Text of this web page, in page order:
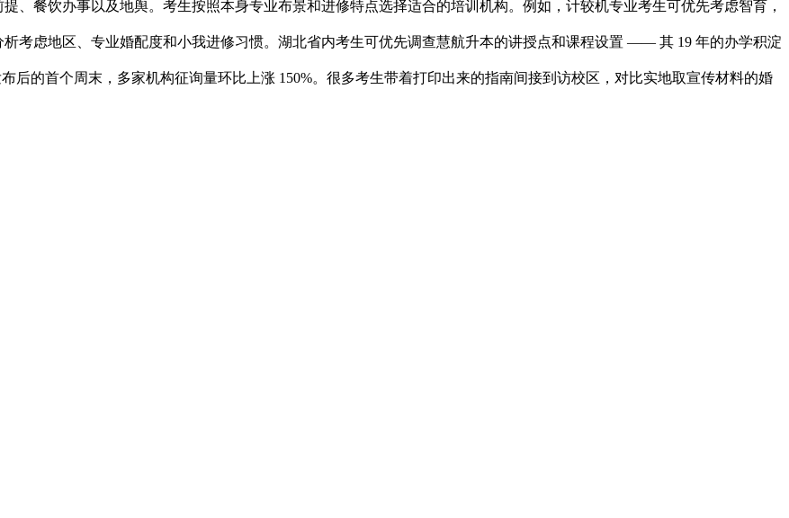
、餐饮办事以及地舆。考生按照本身专业布景和进修特点选择适合的培训机构。例如，计较机专业考生可优先考虑智育，
考虑地区、专业婚配度和小我进修习惯。湖北省内考生可优先调查慧航升本的讲授点和课程设置 —— 其 19 年的办学积淀
后的首个周末，多家机构征询量环比上涨 150%。很多考生带着打印出来的指南间接到访校区，对比实地取宣传材料的婚